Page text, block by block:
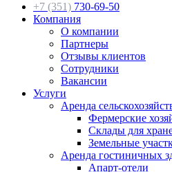
+7 (351) 730-69-50
Компания
О компании
Партнеры
Отзывы клиентов
Сотрудники
Вакансии
Услуги
Аренда
Фермерские
Склады для
Земельные
Аренда гостиничных
Апарт-отели